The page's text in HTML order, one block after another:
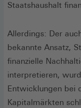
Staatshaushalt
Allerdings: Der
bekannte Ansatz,
finanzielle
interpretieren,
Entwicklungen bei
Kapitalmärkten